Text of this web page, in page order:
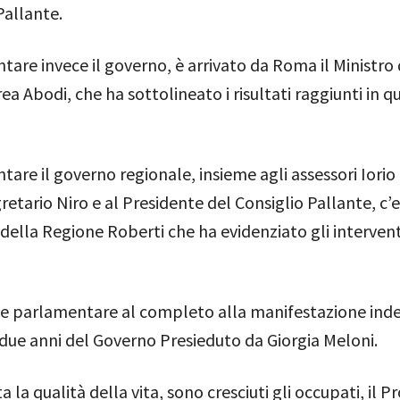
invece il governo, è arrivato da Roma il
Abodi, che ha sottolineato i risultati raggiunti in
il governo regionale, insieme agli assessori Iorio
Niro e al Presidente del Consiglio Pallante,
Regione Roberti che ha evidenziato gli
parlamentare al completo alla manifestazione
anni del Governo Presieduto da Giorgia Meloni.
la qualità della vita, sono cresciuti gli occupati, il